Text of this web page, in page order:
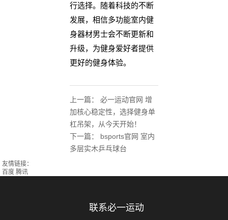
行选择。随着科技的不断
发展，相信多功能室内健
身器材男士会不断更新和
升级，为健身爱好者提供
更好的健身体验。
上一篇： 必一运动官网 增
加核心稳定性，选择健身单
杠吊架，从今天开始！
下一篇： bsports官网 室内
多层实木乒乓球台
友情链接：
百度 腾讯
联系必一运动